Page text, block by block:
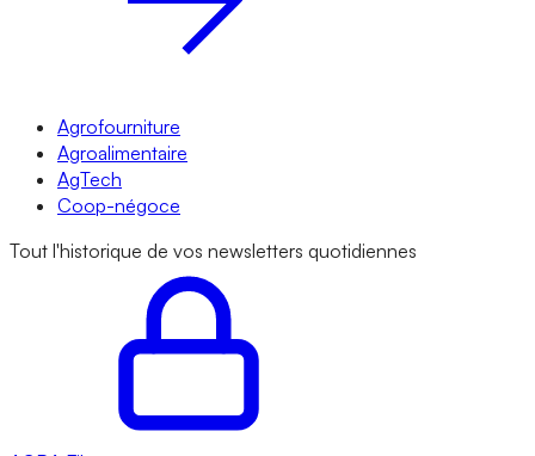
Agrofourniture
Agroalimentaire
AgTech
Coop-négoce
Tout l'historique de vos newsletters quotidiennes